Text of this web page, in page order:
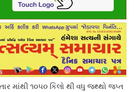
માંથી ૧૦૫૦ કિલો થી વધુ જથ્થો જપ્ત